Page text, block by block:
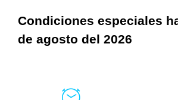
Condiciones especiales
de agosto del 2026